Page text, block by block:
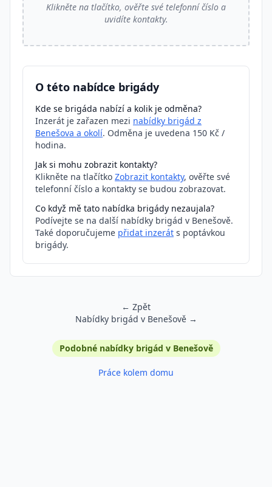
Klikněte na tlačítko, ověřte své telefonní číslo a
uvidíte kontakty.
O této nabídce brigády
Kde se brigáda nabízí a kolik je odměna?
Inzerát je zařazen mezi nabídky brigád z
Benešova a okolí. Odměna je uvedena 150 Kč /
hodina.
Jak si mohu zobrazit kontakty?
Klikněte na tlačítko Zobrazit kontakty, ověřte své
telefonní číslo a kontakty se budou zobrazovat.
Co když mě tato nabídka brigády nezaujala?
Podívejte se na další nabídky brigád v Benešově.
Také doporučujeme přidat inzerát s poptávkou
brigády.
← Zpět
Nabídky brigád v Benešově →
Podobné inzerátyPodobné nabídky brigád v Benešově
Práce kolem domu